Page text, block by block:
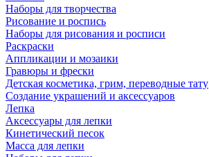
Наборы для творчества
Рисование и роспись
Наборы для рисования и росписи
Раскраски
Аппликации и мозаики
Гравюры и фрески
Детская косметика, грим, переводные тату
Создание украшений и аксессуаров
Лепка
Аксессуары для лепки
Кинетический песок
Масса для лепки